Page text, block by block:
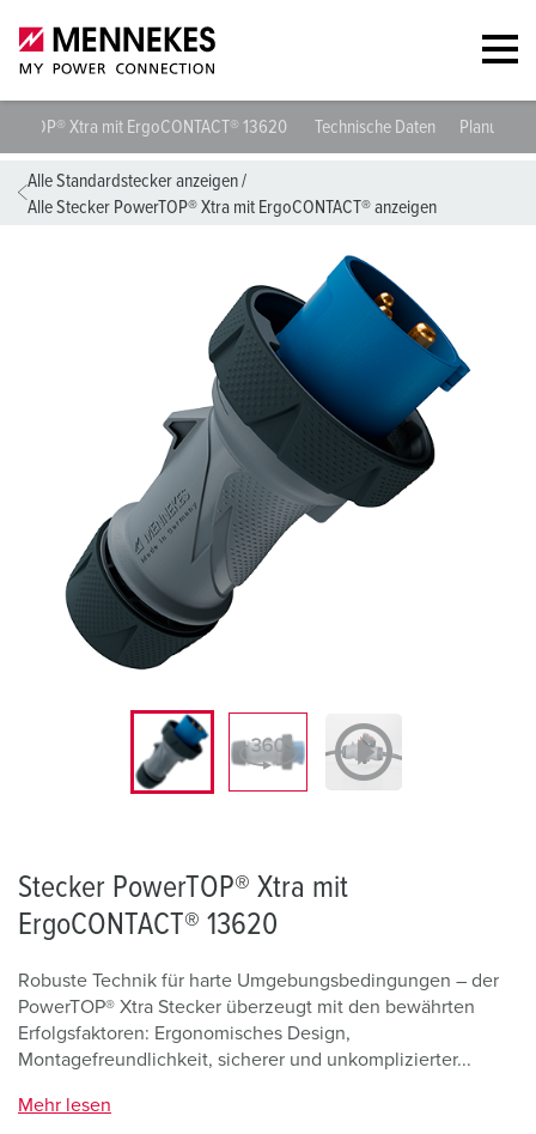
Stecker PowerTOP® Xtra mit ErgoCONTACT® 13620 Technische
Alle Standardstecker anzeigen/
Alle Stecker PowerTOP® Xtra mit ErgoCONTACT® anzeigen
Stecker PowerTOP® Xtra mit
ErgoCONTACT® 13620
Robuste Technik für harte Umgebungsbedingungen – der
PowerTOP® Xtra Stecker überzeugt mit den bewährten
Erfolgsfaktoren: Ergonomisches Design,
Montagefreundlichkeit, sicherer und unkomplizierter...
Mehr lesen